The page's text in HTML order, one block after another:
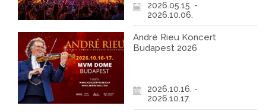
2026.05.15. -
2026.10.06.
André Rieu Koncert
Budapest 2026
2026.10.16. -
2026.10.17.